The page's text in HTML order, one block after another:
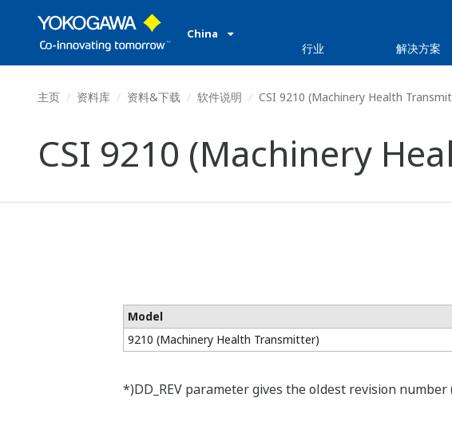
China
行业 解决方案
主页 资料库 资料&下载 软件说明 CSI 9210 (Machinery Health
CSI 9210 (Machinery
Model
9210 (Machinery Health Transmitter)
*)DD_REV parameter gives the oldest revision